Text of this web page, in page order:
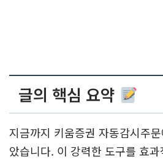
글의 핵심 요약
지금까지 키움증권 자동감시주
았습니다. 이 강력한 도구를 효